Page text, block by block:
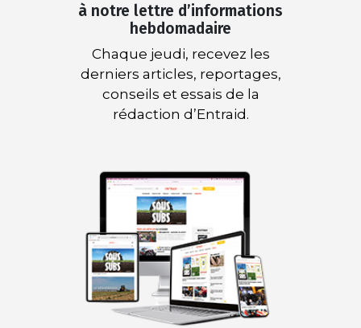
à notre lettre d’informations
hebdomadaire
Chaque jeudi, recevez les
derniers articles, reportages,
conseils et essais de la
rédaction d’Entraid.